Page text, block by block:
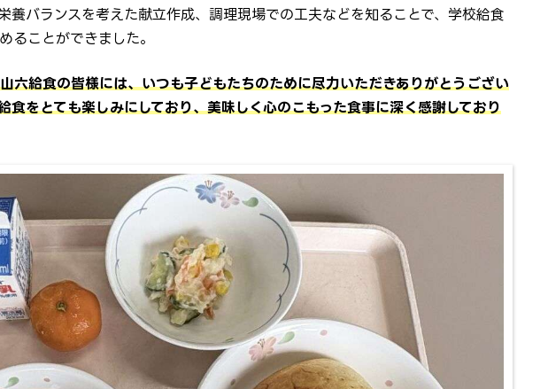
養バランスを考えた献立作成、調理現場での工夫などを知ることで、学校給食
ることができました。
六給食の皆様には、いつも子どもたちのために尽力いただきありがとうござい
食をとても楽しみにしており、美味しく心のこもった食事に深く感謝しており